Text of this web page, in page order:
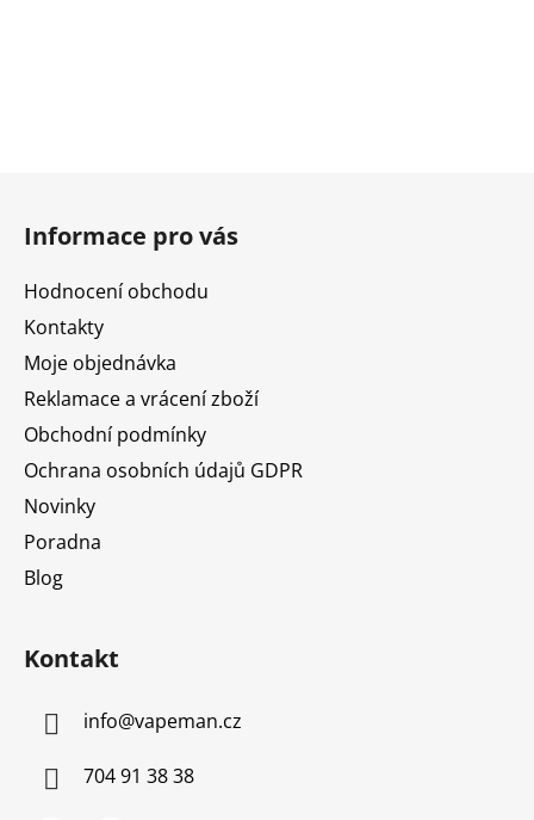
Informace pro vás
Hodnocení obchodu
Kontakty
Moje objednávka
Reklamace a vrácení zboží
Obchodní podmínky
Ochrana osobních údajů GDPR
Novinky
Poradna
Blog
Kontakt
info@vapeman.cz
704 91 38 38